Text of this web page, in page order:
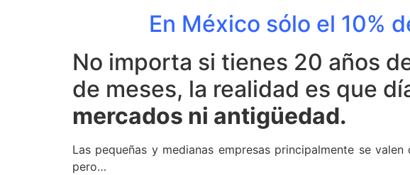
En México sólo el 10%
No importa si tienes 20 años
de meses, la realidad es que
mercados ni antigüedad.
Las pequeñas y medianas empresas principalmente se
pero…